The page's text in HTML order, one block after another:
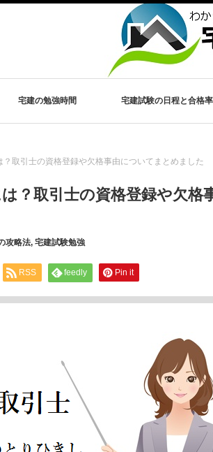
宅建の勉強時間 宅建試験の日程と合格率
取引士の資格登録や欠格事由についてまとめました
？取引士の資格登録や欠格
攻略法, 宅建試験勉強
RSS feedly Pin it